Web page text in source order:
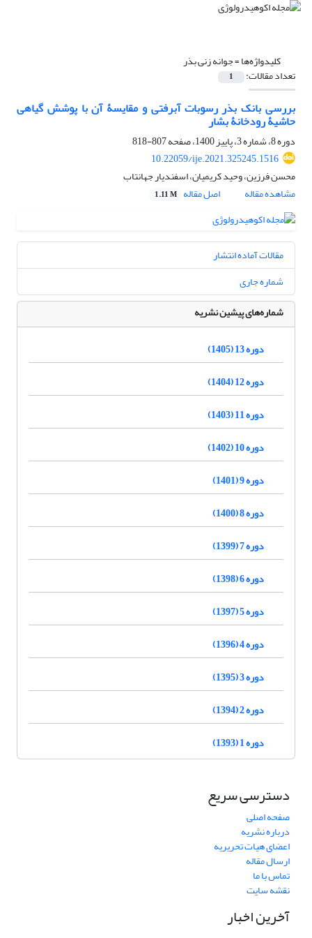
کلیدواژه‌ها =جوانه ‏زنی بذر
تعداد مقالات: 1
بررسی بانک بذر رسوبات آبرفتی و مقایسۀ آن با پوشش گیاهی
حاشیۀ‏ رودخانۀ بشار
دوره 8، شماره 3، پاییز 1400، صفحه
807-818
10.22059/ije.2021.325245.1516
محسن فرزین، وحید کریمیان، اسفندیار جهانتاب
مشاهده مقاله
اصل مقاله 1.11 M
مقالات آماده انتشار
شماره جاری
شماره‌های پیشین نشریه
دوره 13 (1405)
دوره 12 (1404)
دوره 11 (1403)
دوره 10 (1402)
دوره 9 (1401)
دوره 8 (1400)
دوره 7 (1399)
دوره 6 (1398)
دوره 5 (1397)
دوره 4 (1396)
دوره 3 (1395)
دوره 2 (1394)
دوره 1 (1393)
دسترسی سریع
صفحه اصلی
درباره نشریه
اعضای هیات تحریریه
ارسال مقاله
تماس با ما
نقشه سایت
آخرین اخبار